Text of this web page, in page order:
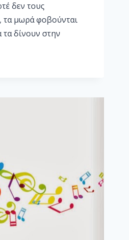
δεν τους
τα μωρά φοβούνται
τα δίνουν στην